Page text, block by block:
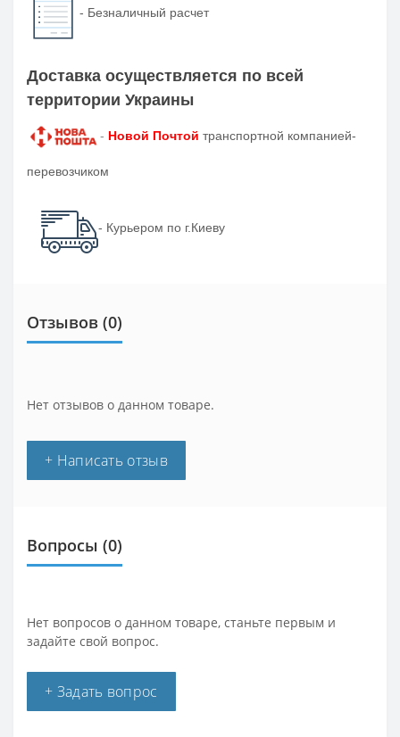
- Безналичный расчет
Доставка осуществляется по всей
территории Украины
- Новой Почтой транспортной компанией-
перевозчиком
- Курьером по г.Киеву
Отзывов (0)
Нет отзывов о данном товаре.
+ Написать отзыв
Вопросы (0)
Нет вопросов о данном товаре, станьте первым и
задайте свой вопрос.
+ Задать вопрос